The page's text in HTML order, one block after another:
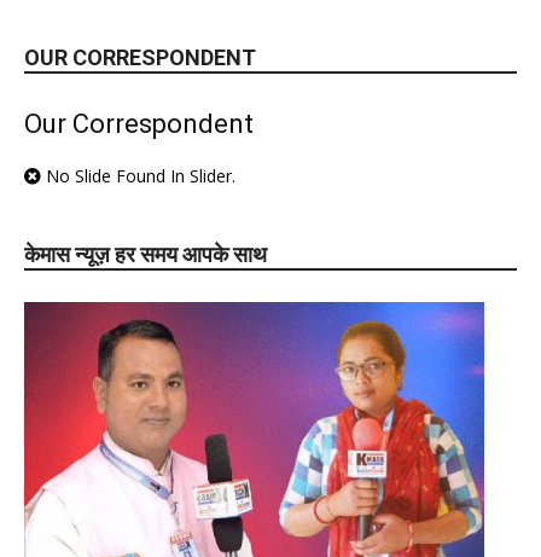
OUR CORRESPONDENT
Our Correspondent
No Slide Found In Slider.
केमास न्यूज़ हर समय आपके साथ